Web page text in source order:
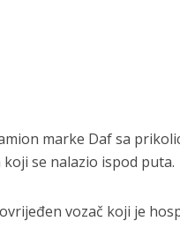
marke Daf sa
se nalazio ispod puta.
vozač koji je